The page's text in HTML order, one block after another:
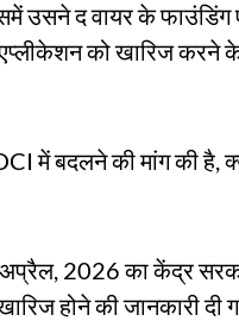
उसने द वायर के फाउंडिंग
को खारिज करने
में बदलने की मांग की है,
2026 का केंद्र
होने की जानकारी दी